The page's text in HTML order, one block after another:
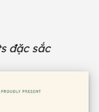
đặc sắc